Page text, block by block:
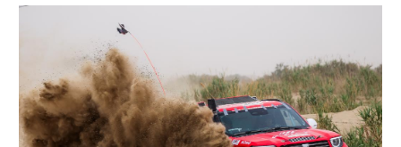
人事频道 融媒体联播 新华视角看新疆
地方频道